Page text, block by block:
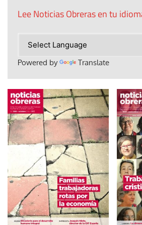
Lee Noticias Obreras en tu
Powered by Translate